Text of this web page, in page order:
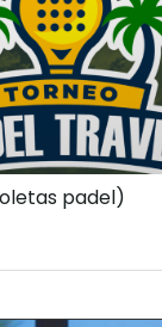
$100
padel)